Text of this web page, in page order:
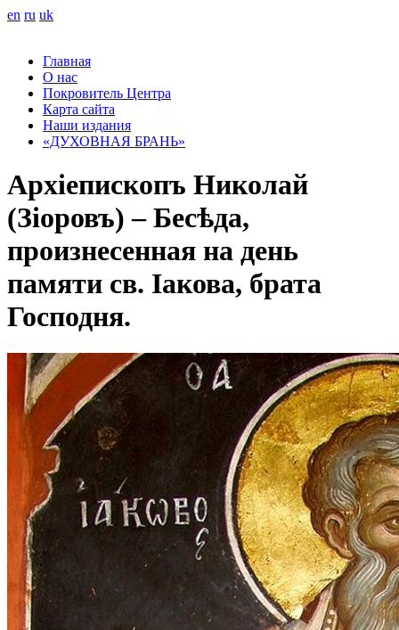
en ru uk
Главная
О нас
Покровитель Центра
Карта сайта
Наши издания
«ДУХОВНАЯ БРАНЬ»
Архіепископъ Николай
(Зіоровъ) – Бесѣда,
произнесенная на день
памяти св. Іакова, брата
Господня.